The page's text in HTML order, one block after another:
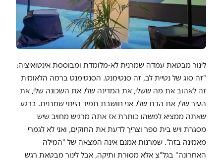
לינור מבטאת עמדה שמרנית לא-מלומדת ומבוססת אינטואיציה:
"זה סוג של נטיית לב, זה סנטימנט. הסנטימנט ברמה הלאומית
זה לאהוב את מה ששלי, את המדינה שלי, את השכונה שלי, את
העיר שלי, את הדת שלי. אני חושבת תמיד הייתי שמרנית. ברגע
שאתה ממציא למשהו כותרת אז אתה מרגיש מחויב שיש
מסגרת ויש בית ספר וצריך לדעת את החוקים, ואני לא לגמרי
מאמינה בזה". שמרנות אמנם אינה המצאה של "המילה
האחרונה" בגל"צ אלא מסורת ותיקה, אבל לינור מבטאת רגש